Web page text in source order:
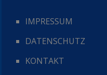
IMPRESSUM
DATENSCHUTZ
KONTAKT